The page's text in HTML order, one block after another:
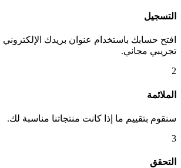
التسجيل
افتح حسابك باستخدام عنوان بريدك
تجريبي مجاني.
2
الملائمة
سنقوم بتقييم ما إذا كانت منتجاتنا مناسبة لك.
3
التحقق